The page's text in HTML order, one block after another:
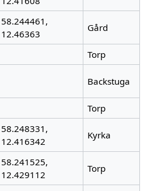
58.244461,
12.46363
Gård
Torp
Backstuga
Torp
58.248331,
12.416342
Kyrka
58.241525,
12.429112
Torp